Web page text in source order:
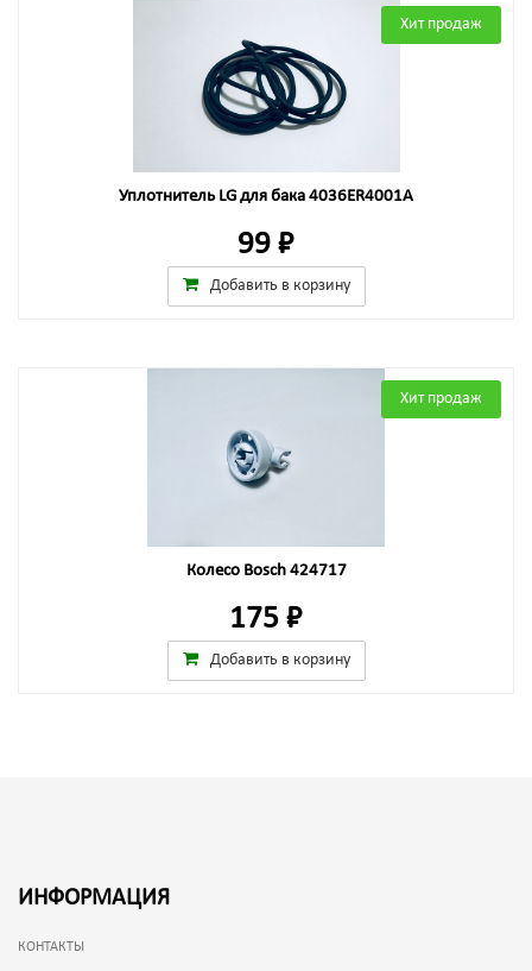
Хит продаж
Уплотнитель LG для бака 4036ER4001A
99 ₽
Добавить в корзину
Хит продаж
Колесо Bosch 424717
175 ₽
Добавить в корзину
ИНФОРМАЦИЯ
КОНТАКТЫ